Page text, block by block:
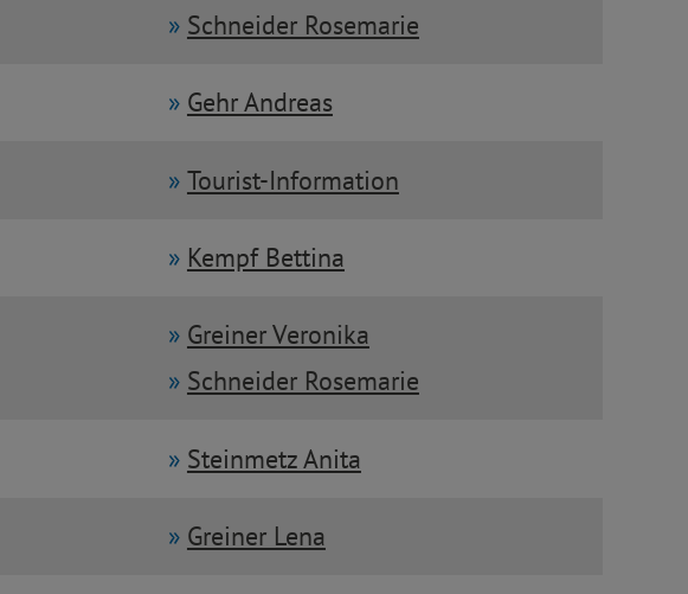
Schneider Rosemarie
Gehr Andreas
Tourist-Information
Kempf Bettina
Greiner Veronika
Schneider Rosemarie
Steinmetz Anita
Greiner Lena